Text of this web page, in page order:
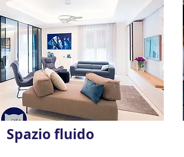
Spazio fluido